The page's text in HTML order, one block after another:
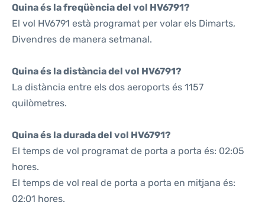
Quina és la freqüència del vol HV6791?
El vol HV6791 està programat per volar els Dimarts,
Divendres de manera setmanal.
Quina és la distància del vol HV6791?
La distància entre els dos aeroports és 1157
quilòmetres.
Quina és la durada del vol HV6791?
El temps de vol programat de porta a porta és: 02:05
hores.
El temps de vol real de porta a porta en mitjana és:
02:01 hores.